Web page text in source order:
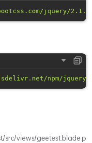
jquery/
npm/
src/views/geetest.blade.p